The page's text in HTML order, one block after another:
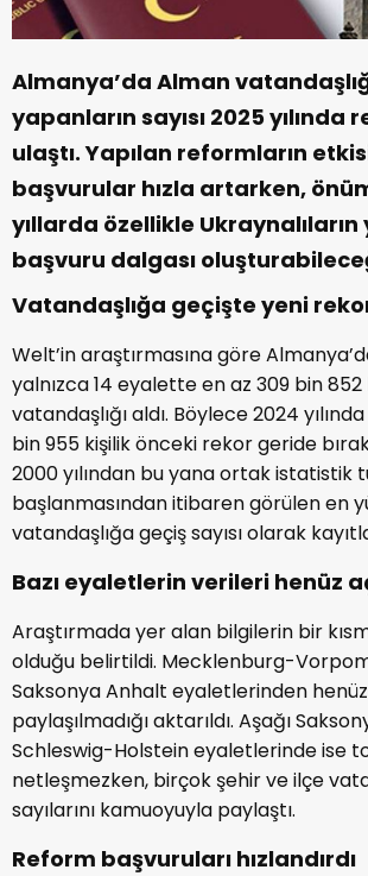
Almanya’da Alman
yapanların sayısı 2025 yılında
ulaştı. Yapılan reformların
başvurular hızla artarken,
yıllarda özellikle Ukraynalıların
başvuru dalgası
Vatandaşlığa geçişte yeni
Welt’in araştırmasına göre
yalnızca 14 eyalette en az 309 bin
vatandaşlığı aldı. Böylece 2024
bin 955 kişilik önceki rekor geride
2000 yılından bu yana ortak istatistik
başlanmasından itibaren görülen en
vatandaşlığa geçiş sayısı olarak
Bazı eyaletlerin verileri henüz
Araştırmada yer alan bilgilerin bir
olduğu belirtildi. Mecklenburg-
Saksonya Anhalt eyaletlerinden
paylaşılmadığı aktarıldı. Aşağı
Schleswig-Holstein eyaletlerinde ise
netleşmezken, birçok şehir ve ilçe
sayılarını kamuoyuyla paylaştı.
Reform başvuruları hızlandırdı